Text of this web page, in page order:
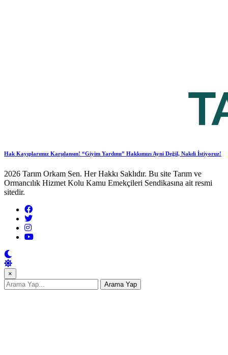
Hak Kayıplarımız Karşılansın! “Giyim Yardımı” Hakkımızı Ayni Değil, Nakdi İstiyoruz!
2026 Tarım Orkam Sen. Her Hakkı Saklıdır. Bu site Tarım ve
Ormancılık Hizmet Kolu Kamu Emekçileri Sendikasına ait resmi
sitedir.
×